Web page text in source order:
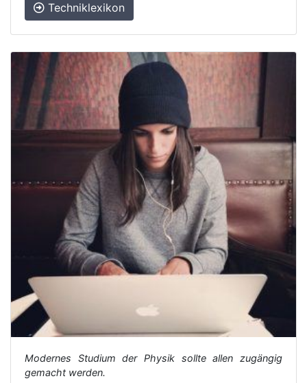
Techniklexikon
Modernes Studium der Physik sollte allen zugängig
gemacht werden.